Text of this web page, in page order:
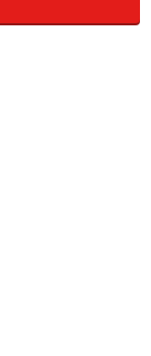
タミナアップ